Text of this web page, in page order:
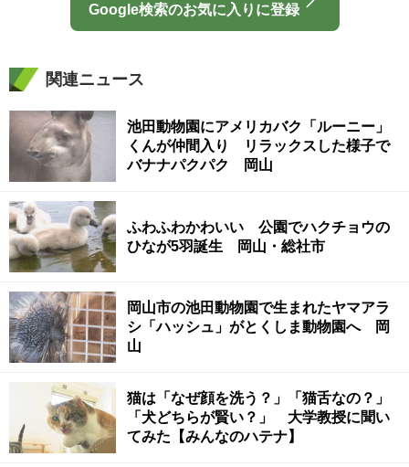
Google検索のお気に入りに登録
関連ニュース
池田動物園にアメリカバク「ルーニー」
くんが仲間入り リラックスした様子で
バナナパクパク 岡山
ふわふわかわいい 公園でハクチョウの
ひなが5羽誕生 岡山・総社市
岡山市の池田動物園で生まれたヤマアラ
シ「ハッシュ」がとくしま動物園へ 岡
山
猫は「なぜ顔を洗う？」「猫舌なの？」
「犬どちらが賢い？」 大学教授に聞い
てみた【みんなのハテナ】